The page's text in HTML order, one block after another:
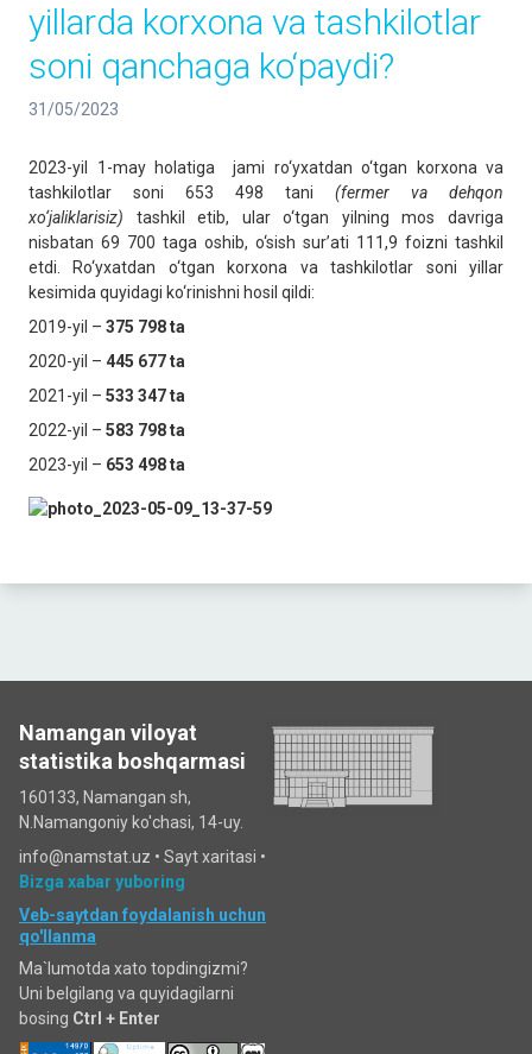
yillarda korxona va tashkilotlar
soni qanchaga ko‘paydi?
31/05/2023
2023-yil 1-may holatiga jami ro‘yxatdan o‘tgan korxona va
tashkilotlar soni 653 498 tani (fermer va dehqon
xo‘jaliklarisiz) tashkil etib, ular o‘tgan yilning mos davriga
nisbatan 69 700 taga oshib, o‘sish sur’ati 111,9 foizni tashkil
etdi. Ro‘yxatdan o‘tgan korxona va tashkilotlar soni yillar
kesimida quyidagi ko‘rinishni hosil qildi:
2019-yil – 375 798ta
2020-yil – 445 677ta
2021-yil – 533 347ta
2022-yil – 583 798ta
2023-yil – 653 498ta
Namangan viloyat
statistika boshqarmasi
160133, Namangan sh,
N.Namangoniy ko'chasi, 14-uy.
info@namstat.uz • Sayt xaritasi •
Bizga xabar yuboring
Veb-saytdan foydalanish uchun
qo'llanma
Ma`lumotda xato topdingizmi?
Uni belgilang va quyidagilarni
bosing Ctrl + Enter